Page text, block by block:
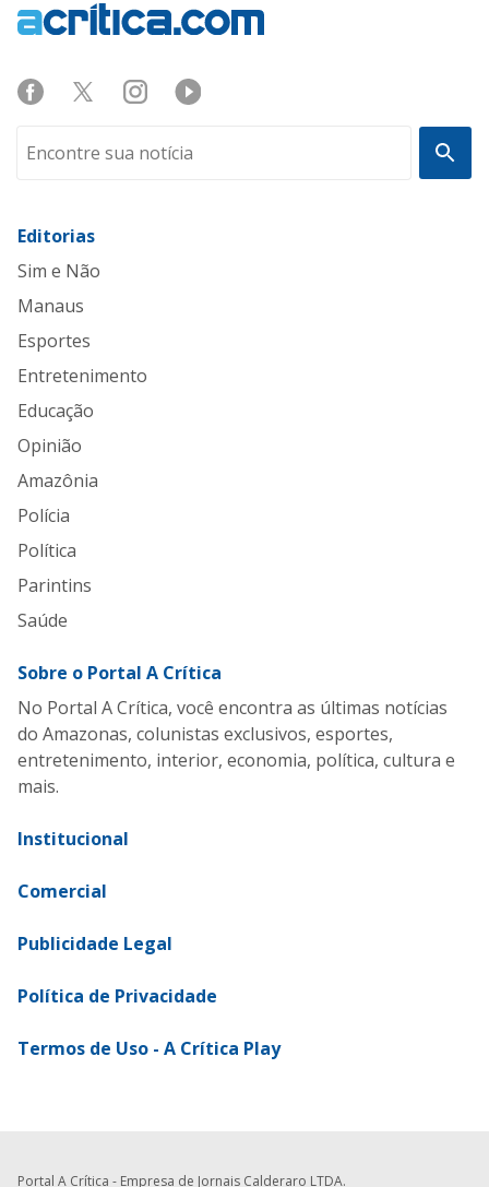
Editorias
Sim e Não
Manaus
Esportes
Entretenimento
Educação
Opinião
Amazônia
Polícia
Política
Parintins
Saúde
Sobre o Portal A Crítica
No Portal A Crítica, você encontra as últimas notícias
do Amazonas, colunistas exclusivos, esportes,
entretenimento, interior, economia, política, cultura e
mais.
Institucional
Comercial
Publicidade Legal
Política de Privacidade
Termos de Uso - A Crítica Play
Portal A Crítica - Empresa de Jornais Calderaro LTDA.